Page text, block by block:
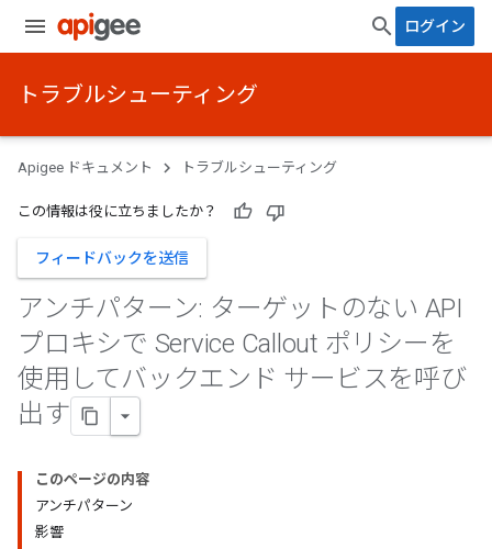
ログイン
トラブルシューティング
Apigee ドキュメント トラブルシューティング
この情報は役に立ちましたか？
フィードバックを送信
アンチパターン: ターゲットのない API
プロキシで Service Callout ポリシーを
使用してバックエンド サービスを呼び
出す
このページの内容
アンチパターン
影響